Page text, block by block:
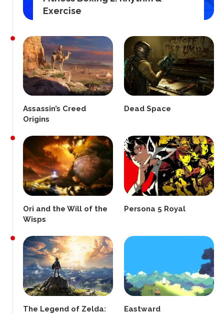
Exercise
Assassin’s Creed
Origins
Dead Space
Ori and the Will of the
Wisps
Persona 5 Royal
The Legend of Zelda:
Eastward